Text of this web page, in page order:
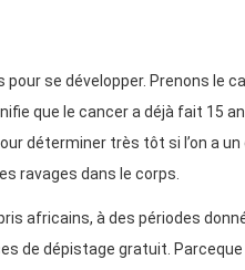
se développer. Prenons le
que le cancer a déjà fait 15
déterminer très tôt si l’on a
ravages dans le corps.
africains, à des périodes
de dépistage gratuit.